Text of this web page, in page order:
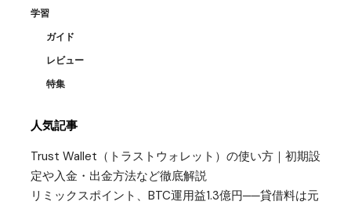
学習
ガイド
レビュー
特集
人気記事
Trust Wallet（トラストウォレット）の使い方｜初期設
定や入金・出金方法など徹底解説
リミックスポイント、BTC運用益1.3億円──貸借料は元